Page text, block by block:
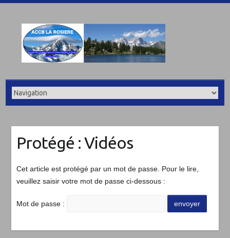
Protégé : Vidéos
Cet article est protégé par un mot de passe. Pour le lire,
veuillez saisir votre mot de passe ci-dessous :
Mot de passe :